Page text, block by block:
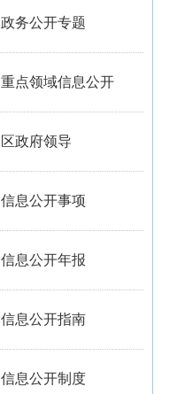
政务公开专题
重点领域信息公开
区政府领导
信息公开事项
信息公开年报
信息公开指南
信息公开制度